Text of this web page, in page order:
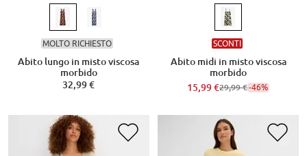
MOLTO RICHIESTO
Abito lungo in misto viscosa
morbido
32,99 €
SCONTI
Abito midi in misto viscosa
morbido
15,99 €29,99 €-46%